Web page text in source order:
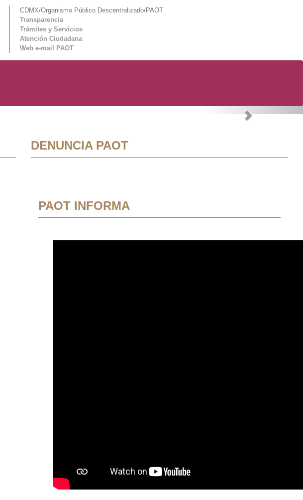
CDMX/Organismo Público Descentralizado/PAOT
Transparencia
Trámites y Servicios
Atención Ciudadana
Web e-mail PAOT
Next
DENUNCIA PAOT
PAOT INFORMA